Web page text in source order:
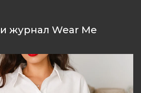
журнал Wear Me